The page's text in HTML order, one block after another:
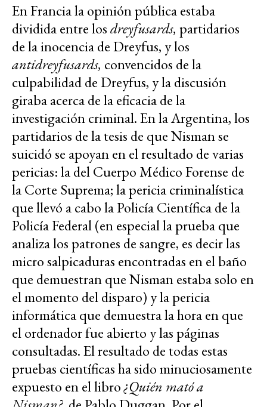
En Francia la opinión pública estaba
dividida entre losdreyfusards, partidarios
de la inocencia de Dreyfus, y los
antidreyfusards, convencidos de la
culpabilidad de Dreyfus, y la discusión
giraba acerca de la eficacia de la
investigación criminal. En la Argentina, los
partidarios de la tesis de que Nisman se
suicidó se apoyan en el resultado de varias
pericias: la del Cuerpo Médico Forense de
la Corte Suprema; la pericia criminalística
que llevó a cabo la Policía Científica de la
Policía Federal (en especial la prueba que
analiza los patrones de sangre, es decir las
micro salpicaduras encontradas en el baño
que demuestran que Nisman estaba solo en
el momento del disparo) y la pericia
informática que demuestra la hora en que
el ordenador fue abierto y las páginas
consultadas. El resultado de todas estas
pruebas científicas ha sido minuciosamente
expuesto en el libro¿Quién mató a